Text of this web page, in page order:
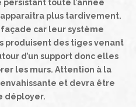
toute l’année
plus tardivement.
car leur système
produisent des tiges venant
d’un support donc elles
les murs. Attention à la
et devra être
déployer.